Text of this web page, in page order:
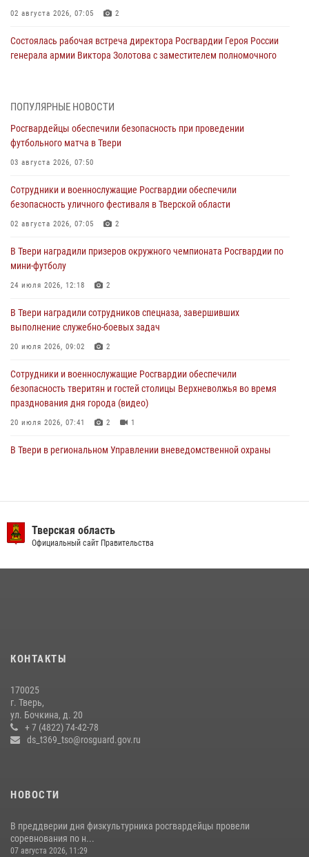
02 августа 2026, 07:05 2
Состоялась рабочая встреча директора Росгвардии Героя России
генерала армии Виктора Золотова с заместителем полномочного
31 июля 2026, 05:42 4
Росгвардейцы в Твери приняли участие в молебне, посвященном
Дню Крещения Руси
28 июля 2026, 11:30
Сотрудники вневедомственной охраны совершили 250 выездов и
пресекли 20 правонарушений за неделю в Тверской области
27 июля 2026, 08:29
В Твери наградили призеров окружного чемпионата Росгвардии по
мини-футболу
24 июля 2026, 12:18 2
Росгвардейцы оказали помощь водителю на дороге в городе Кашин
22 июля 2026, 08:35
ПОПУЛЯРНЫЕ НОВОСТИ
Росгвардейцы обеспечили безопасность при проведении
футбольного матча в Твери
03 августа 2026, 07:50
Сотрудники и военнослужащие Росгвардии обеспечили
безопасность уличного фестиваля в Тверской области
02 августа 2026, 07:05 2
В Твери наградили призеров окружного чемпионата Росгвардии по
мини-футболу
24 июля 2026, 12:18 2
В Твери наградили сотрудников спецназа, завершивших
выполнение служебно-боевых задач
20 июля 2026, 09:02 2
Сотрудники и военнослужащие Росгвардии обеспечили
безопасность тверитян и гостей столицы Верхневолжья во время
празднования дня города (видео)
20 июля 2026, 07:41 2 1
В Твери в региональном Управлении вневедомственной охраны
10 июля 2026, 08:44 1
(видео)
Росгвардейцы оказали помощь водителю на дороге в городе Кашин
22 июля 2026, 08:35
Тверская область
Официальный сайт Правительства
КОНТАКТЫ
170025
г. Тверь,
ул. Бочкина, д. 20
+ 7 (4822) 74-42-78
ds_t369_tso@rosguard.gov.ru
НОВОСТИ
В преддверии дня физкультурника росгвардейцы провели
соревнования по н...
07 августа 2026, 11:29